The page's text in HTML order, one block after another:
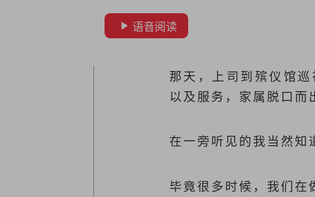
语音阅读
那天，上司到殡仪馆
以及服务，家属脱口
在一旁听见的我当然知
毕竟很多时候，我们在